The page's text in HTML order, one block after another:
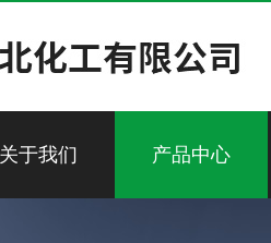
关于我们 产品中心